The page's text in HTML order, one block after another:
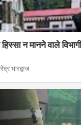
न मानने वाले
भारद्वाज